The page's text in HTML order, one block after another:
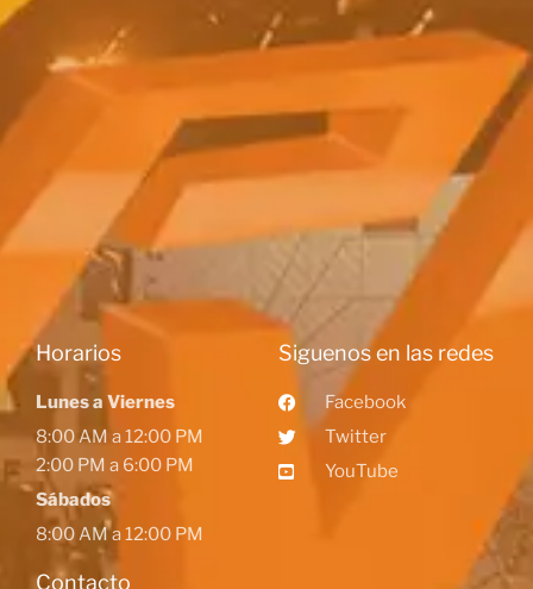
Horarios
Lunes a Viernes
8:00 AM a 12:00 PM
2:00 PM a 6:00 PM
Sábados
8:00 AM a 12:00 PM
Contacto
Siguenos en las redes
Facebook
Twitter
YouTube